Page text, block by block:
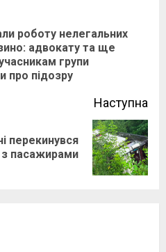
роботу нелегальних
адвокату та ще
групи
про підозру
Наступна
перекинувся
з пасажирами